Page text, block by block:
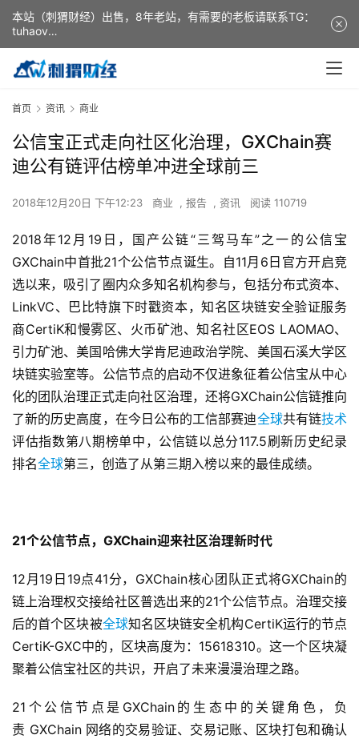
首页 资讯 商业
公信宝正式走向社区化治理，GXChain赛
迪公有链评估榜单冲进全球前三
2018年12月20日 下午12:23 商业 , 报告 , 资讯 阅读 110719
2018年12月19日，国产公链“三驾马车”之一的公信宝
GXChain中首批21个公信节点诞生。自11月6日官方开启竞
选以来，吸引了圈内众多知名机构参与，包括分布式资本、
LinkVC、巴比特旗下时戳资本，知名区块链安全验证服务
商CertiK和慢雾区、火币矿池、知名社区EOS LAOMAO、
引力矿池、美国哈佛大学肯尼迪政治学院、美国石溪大学区
块链实验室等。公信节点的启动不仅进象征着公信宝从中心
化的团队治理正式走向社区治理，还将GXChain公信链推向
了新的历史高度，在今日公布的工信部赛迪全球共有链技术
评估指数第八期榜单中，公信链以总分117.5刷新历史纪录
排名全球第三，创造了从第三期入榜以来的最佳成绩。
21个公信节点，GXChain迎来社区治理新时代
12月19日19点41分，GXChain核心团队正式将GXChain的
链上治理权交接给社区普选出来的21个公信节点。治理交接
后的首个区块被全球知名区块链安全机构CertiK运行的节点
CertiK-GXC中的，区块高度为：15618310。这一个区块凝
聚着公信宝社区的共识，开启了未来漫漫治理之路。
21个公信节点是GXChain的生态中的关键角色，负
责 GXChain 网络的交易验证、交易记账、区块打包和确认
本站（刺猬财经）出售，8年老站，有需要的老板请联系TG：
tuhaov
This website (ciweicaijing) is for sale. It is a 8-year-old
website. If you need it, please contact TG: tuhaov